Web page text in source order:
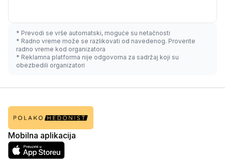
* Prevodi se vrše automatski, moguće su netačnosti
* Radno vreme može se razlikovati od navedenog. Proverite
radno vreme kod organizatora
* Reklamna platforma nije odgovorna za sadržaj koji su
obezbedili organizatori
Mobilna aplikacija